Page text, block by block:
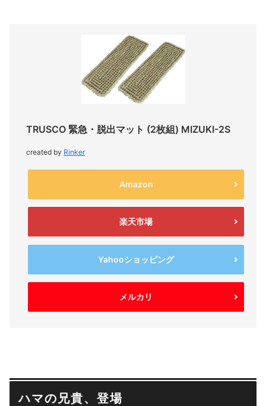
TRUSCO 緊急・脱出マット (2枚組) MIZUKI-2S
created by Rinker
Amazon
楽天市場
Yahooショッピング
メルカリ
ハマの兄貴、登場